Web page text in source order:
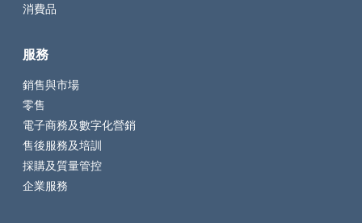
消費品
服務
銷售與市場
零售
電子商務及數字化營銷
售後服務及培訓
採購及質量管控
企業服務